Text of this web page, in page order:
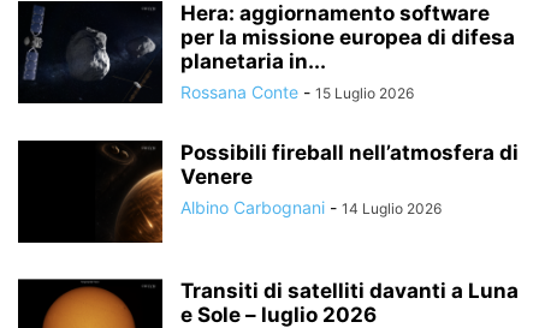
Hera: aggiornamento software
per la missione europea di difesa
planetaria in...
Rossana Conte - 15 Luglio 2026
Possibili fireball nell’atmosfera di
Venere
Albino Carbognani - 14 Luglio 2026
Transiti di satelliti davanti a Luna
e Sole – luglio 2026